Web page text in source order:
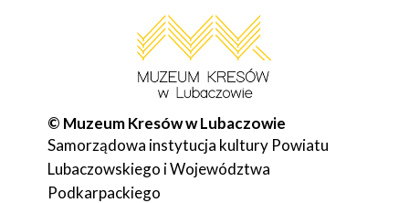
© Muzeum Kresów w Lubaczowie
Samorządowa instytucja kultury Powiatu
Lubaczowskiego i Województwa
Podkarpackiego